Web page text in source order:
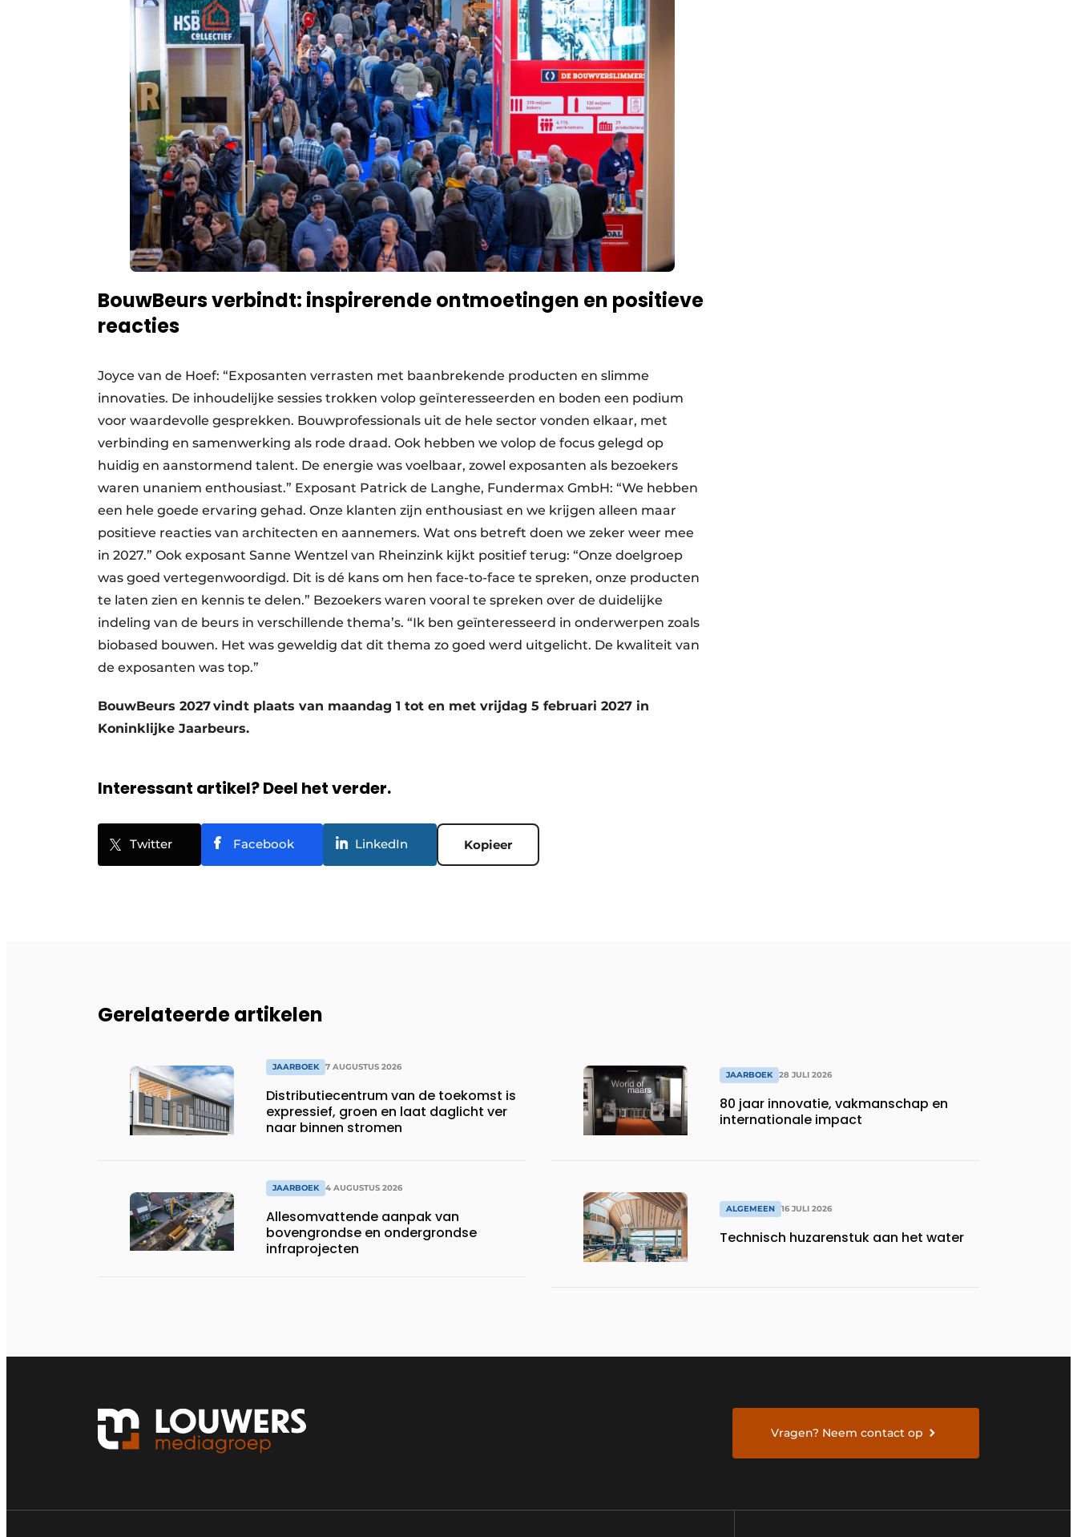
BouwBeurs verbindt: inspirerende ontmoetingen en positieve
reacties
Joyce van de Hoef: “Exposanten verrasten met baanbrekende producten en slimme
innovaties. De inhoudelijke sessies trokken volop geïnteresseerden en boden een podium
voor waardevolle gesprekken. Bouwprofessionals uit de hele sector vonden elkaar, met
verbinding en samenwerking als rode draad. Ook hebben we volop de focus gelegd op
huidig en aanstormend talent. De energie was voelbaar, zowel exposanten als bezoekers
waren unaniem enthousiast.” Exposant Patrick de Langhe, Fundermax GmbH: “We hebben
een hele goede ervaring gehad. Onze klanten zijn enthousiast en we krijgen alleen maar
positieve reacties van architecten en aannemers. Wat ons betreft doen we zeker weer mee
in 2027.” Ook exposant Sanne Wentzel van Rheinzink kijkt positief terug: “Onze doelgroep
was goed vertegenwoordigd. Dit is dé kans om hen face-to-face te spreken, onze producten
te laten zien en kennis te delen.” Bezoekers waren vooral te spreken over de duidelijke
indeling van de beurs in verschillende thema’s. “Ik ben geïnteresseerd in onderwerpen zoals
biobased bouwen. Het was geweldig dat dit thema zo goed werd uitgelicht. De kwaliteit van
de exposanten was top.”
BouwBeurs 2027 vindt plaats van maandag 1 tot en met vrijdag 5 februari 2027 in
Koninklijke Jaarbeurs.
Interessant artikel? Deel het verder.
Twitter Facebook LinkedIn Kopieer
Gerelateerde artikelen
JAARBOEK 7 AUGUSTUS 2026
Distributiecentrum van de toekomst is
expressief, groen en laat daglicht ver
naar binnen stromen
JAARBOEK 4 AUGUSTUS 2026
Allesomvattende aanpak van
bovengrondse en ondergrondse
infraprojecten
JAARBOEK 28 JULI 2026
80 jaar innovatie, vakmanschap en
internationale impact
ALGEMEEN 16 JULI 2026
Technisch huzarenstuk aan het water
Vragen? Neem contact op